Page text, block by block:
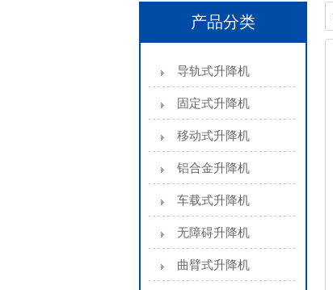
产品分类
导轨式升降机
固定式升降机
移动式升降机
铝合金升降机
车载式升降机
无障碍升降机
曲臂式升降机